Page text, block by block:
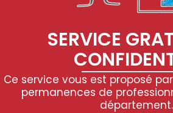
SERVICE
Ce service vous est proposé
permanences de
département.